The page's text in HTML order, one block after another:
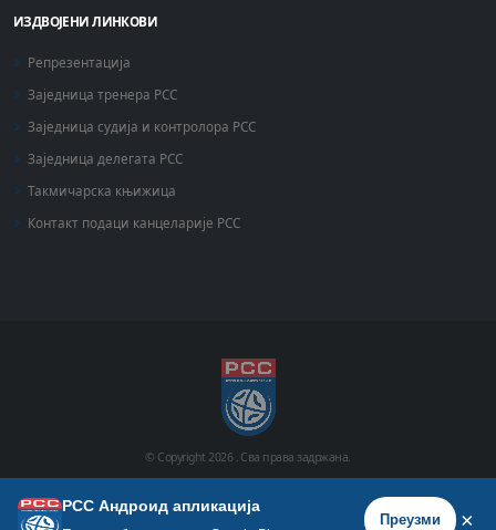
ИЗДВОЈЕНИ ЛИНКОВИ
Репрезентација
Заједница тренера РСС
Заједница судија и контролора РСС
Заједница делегата РСС
Такмичарска књижица
Контакт подаци канцеларије РСС
© Copyright2026 . Сва права задржана.
Почетна Историја Фото галерија Видео галерија
РСС Андроид апликација
Преузми ×